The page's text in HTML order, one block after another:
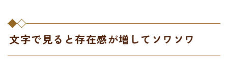
文字で見ると存在感が増してソワソワ